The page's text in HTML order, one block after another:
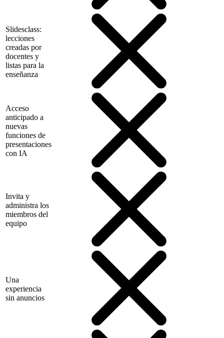
Slidesclass:
lecciones
creadas por
docentes y
listas para la
enseñanza
Acceso
anticipado a
nuevas
funciones de
presentaciones
con IA
Invita y
administra los
miembros del
equipo
Una
experiencia
sin anuncios